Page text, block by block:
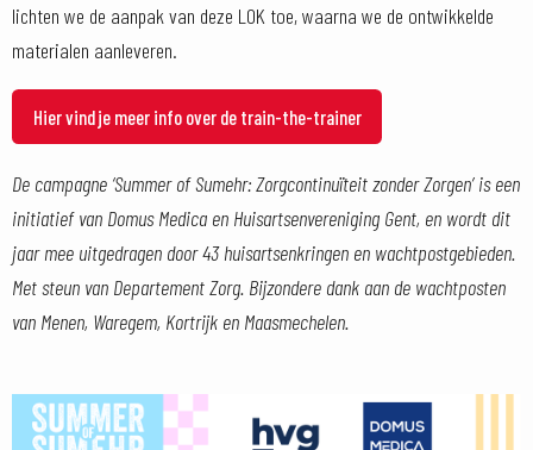
lichten we de aanpak van deze LOK toe, waarna we de ontwikkelde
materialen aanleveren.
Hier vind je meer info over de train-the-trainer
De campagne ‘Summer of Sumehr: Zorgcontinuïteit zonder Zorgen’ is een
initiatief van Domus Medica en Huisartsenvereniging Gent, en wordt dit
jaar mee uitgedragen door 43 huisartsenkringen en wachtpostgebieden.
Met steun van Departement Zorg. Bijzondere dank aan de wachtposten
van Menen, Waregem, Kortrijk en Maasmechelen.